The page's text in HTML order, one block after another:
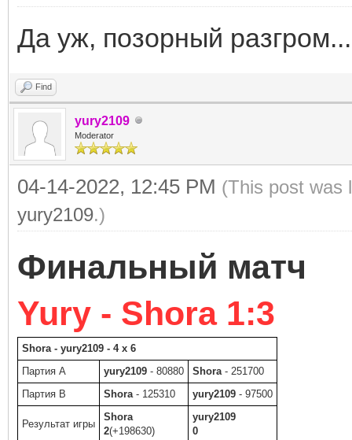
Да уж, позорный
Find
yury2109
Moderator
04-14-2022, 12:45 PM (This post was
yury2109.)
Финальный матч
Yury - Shora 1:3
Shora - yury2109 - 4 x 6
Партия A
yury2109 - 80880 Shora - 251700
Партия B
Shora - 125310 yury2109 - 97500
Результат игры
Shora
2(+198630)
yury2109
0